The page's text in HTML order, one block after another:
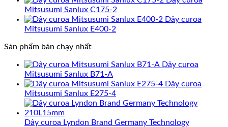
Mitsusumi Sanlux C175-2
Dây curoa
Mitsusumi Sanlux E400-2
Sản phẩm bán chạy nhất
Dây curoa
Mitsusumi Sanlux B71-A
Dây curoa
Mitsusumi Sanlux E275-4
Dây curoa Lyndon Brand Germany Technology